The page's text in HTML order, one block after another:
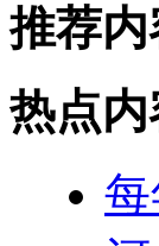
推荐内
热点内